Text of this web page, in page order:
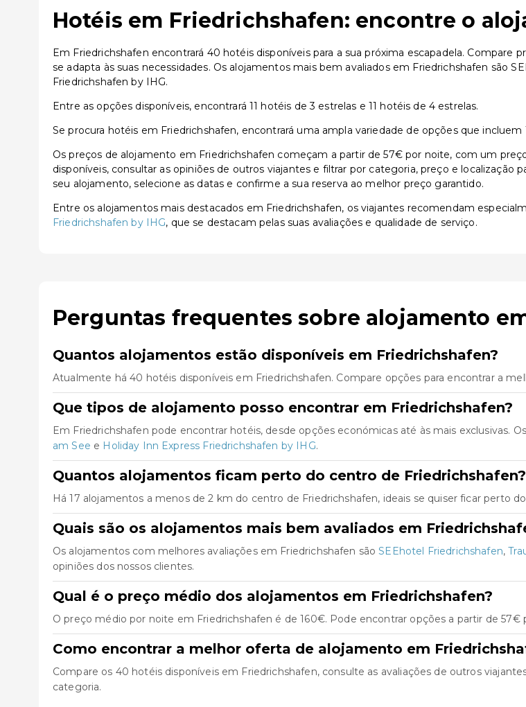
Hotéis em Friedrichshafen: encontre o
Em Friedrichshafen encontrará 40 hotéis disponíveis para a sua próxima escapadela. Compare
se adapta às suas necessidades. Os alojamentos mais bem avaliados em Friedrichshafen são
Friedrichshafen by IHG.
Entre as opções disponíveis, encontrará 11 hotéis de 3 estrelas e 11 hotéis de 4 estrelas.
Se procura hotéis em Friedrichshafen, encontrará uma ampla variedade de opções que incluem
Os preços de alojamento em Friedrichshafen começam a partir de 57€ por noite, com um
disponíveis, consultar as opiniões de outros viajantes e filtrar por categoria, preço e localização
seu alojamento, selecione as datas e confirme a sua reserva ao melhor preço garantido.
Entre os alojamentos mais destacados em Friedrichshafen, os viajantes recomendam
Friedrichshafen by IHG, que se destacam pelas suas avaliações e qualidade de serviço.
Perguntas frequentes sobre alojamento
Quantos alojamentos estão disponíveis em Friedrichshafen?
Atualmente há 40 hotéis disponíveis em Friedrichshafen. Compare opções para encontrar a
Que tipos de alojamento posso encontrar em Friedrichshafen?
Em Friedrichshafen pode encontrar hotéis, desde opções económicas até às mais exclusivas.
am See e Holiday Inn Express Friedrichshafen by IHG.
Quantos alojamentos ficam perto do centro de Friedrichshafen?
Há 17 alojamentos a menos de 2 km do centro de Friedrichshafen, ideais se quiser ficar perto
Quais são os alojamentos mais bem avaliados em
Os alojamentos com melhores avaliações em Friedrichshafen sãoSEEhotel Friedrichshafen,
opiniões dos nossos clientes.
Qual é o preço médio dos alojamentos em Friedrichshafen?
O preço médio por noite em Friedrichshafen é de 160€. Pode encontrar opções a partir de 57€
Como encontrar a melhor oferta de alojamento em
Compare os 40 hotéis disponíveis em Friedrichshafen, consulte as avaliações de outros
categoria.